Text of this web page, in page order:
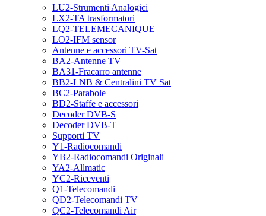
LU2-Strumenti Analogici
LX2-TA trasformatori
LQ2-TELEMECANIQUE
LO2-IFM sensor
Antenne e accessori TV-Sat
BA2-Antenne TV
BA31-Fracarro antenne
BB2-LNB & Centralini TV Sat
BC2-Parabole
BD2-Staffe e accessori
Decoder DVB-S
Decoder DVB-T
Supporti TV
Y1-Radiocomandi
YB2-Radiocomandi Originali
YA2-Allmatic
YC2-Riceventi
Q1-Telecomandi
QD2-Telecomandi TV
QC2-Telecomandi Air